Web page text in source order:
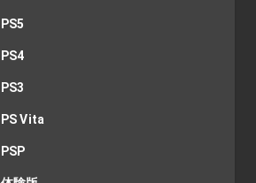
PS5
PS4
PS3
PS Vita
PSP